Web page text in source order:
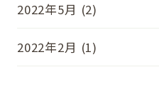
2022年5月 (2)
2022年2月 (1)